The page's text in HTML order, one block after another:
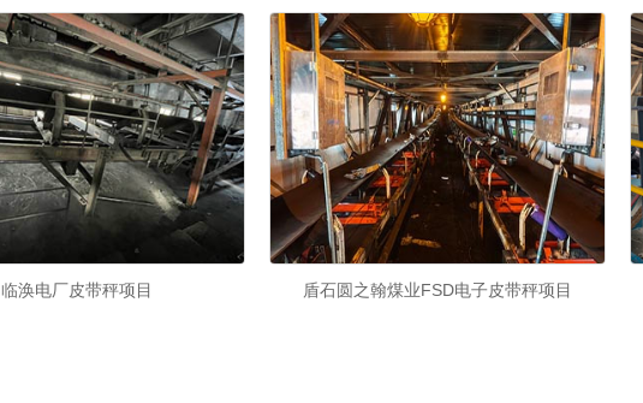
临涣电厂皮带秤项目 盾石圆之翰煤业FSD电子皮带秤项目